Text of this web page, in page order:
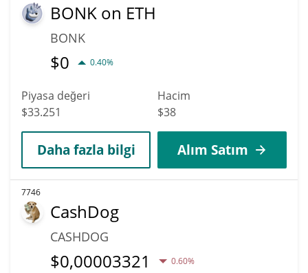
BONK on ETH
BONK
$0 0.40%
Piyasa değeri
$33.251
Hacim
$38
Daha fazla bilgi Alım Satım
7746
CashDog
CASHDOG
$0,00003321 0.60%